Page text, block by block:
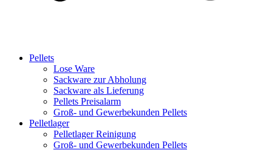
Pellets
Lose Ware
Sackware zur Abholung
Sackware als Lieferung
Pellets Preisalarm
Groß- und Gewerbekunden Pellets
Pelletlager
Pelletlager Reinigung
Groß- und Gewerbekunden Pellets